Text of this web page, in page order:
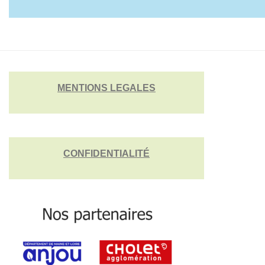
MENTIONS LEGALES
CONFIDENTIALITÉ